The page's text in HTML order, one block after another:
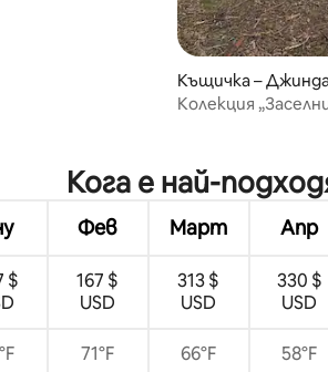
Къщичка –
Колекция
Кога е най-
Фев Март Апр
$
167 $
USD
313 $
USD
330 $
USD
71°F 66°F 58°F